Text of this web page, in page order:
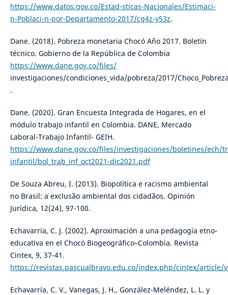
https://www.datos.gov.co/Estad-sticas-Nacionales/Estimaci-
n-Poblaci-n-por-Departamento-2017/cg4z-y53z.
Dane. (2018). Pobreza monetaria Chocó Año 2017. Boletín
técnico. Gobierno de la República de Colombia
https://www.dane.gov.co/files/
investigaciones/condiciones_vida/pobreza/2017/
.
Dane. (2020). Gran Encuesta Integrada de Hogares, en el
módulo trabajo infantil en Colombia. DANE, Mercado
Laboral-Trabajo Infantil- GEIH.
https://www.dane.gov.co/files/investigaciones/boletines/ech/
infantil/bol_trab_inf_oct2021-dic2021.pdf
De Souza Abreu, I. (2013). Biopolítica e racismo ambiental
no Brasil: a exclusão ambiental dos cidadãos. Opinión
Jurídica, 12(24), 97-100.
Echavarría, C. J. (2002). Aproximación a una pedagogía etno-
educativa en el Chocó Biogeográfico–Colombia. Revista
Cintex, 9, 37-41.
https://revistas.pascualbravo.edu.co/index.php/cintex/article/
Echavarría, C. V., Vanegas, J. H., González-Meléndez, L. L. y